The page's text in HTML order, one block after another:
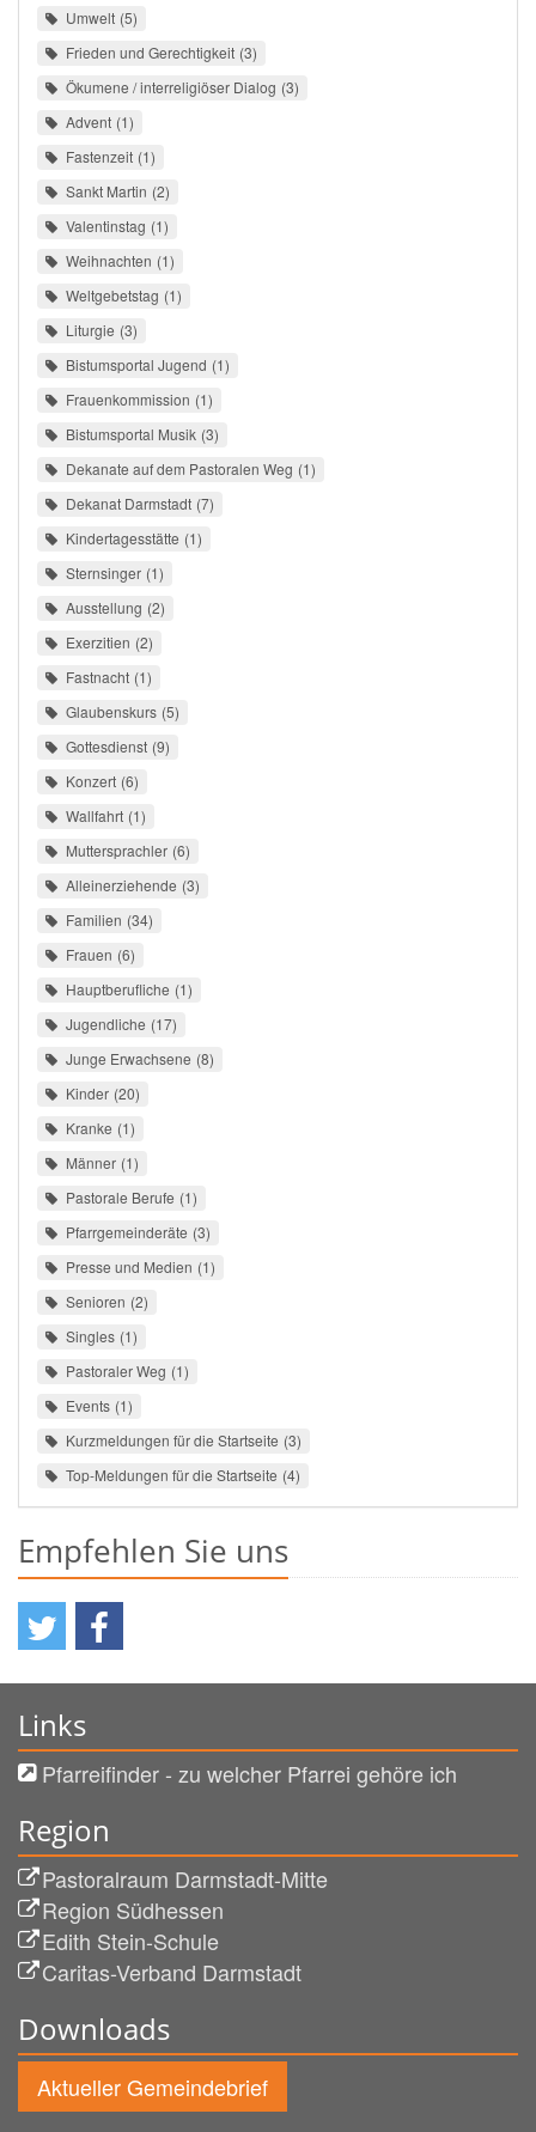
Umwelt 5
Frieden und Gerechtigkeit 3
Ökumene / interreligiöser Dialog 3
Advent 1
Fastenzeit 1
Sankt Martin 2
Valentinstag 1
Weihnachten 1
Weltgebetstag 1
Liturgie 3
Bistumsportal Jugend 1
Frauenkommission 1
Bistumsportal Musik 3
Dekanate auf dem Pastoralen Weg 1
Dekanat Darmstadt 7
Kindertagesstätte 1
Sternsinger 1
Ausstellung 2
Exerzitien 2
Fastnacht 1
Glaubenskurs 5
Gottesdienst 9
Konzert 6
Wallfahrt 1
Muttersprachler 6
Alleinerziehende 3
Familien 34
Frauen 6
Hauptberufliche 1
Jugendliche 17
Junge Erwachsene 8
Kinder 20
Kranke 1
Männer 1
Pastorale Berufe 1
Pfarrgemeinderäte 3
Presse und Medien 1
Senioren 2
Singles 1
Pastoraler Weg 1
Events 1
Kurzmeldungen für die Startseite 3
Top-Meldungen für die Startseite 4
Empfehlen Sie uns
Links
Pfarreifinder - zu welcher Pfarrei gehöre ich
Region
Pastoralraum Darmstadt-Mitte
Region Südhessen
Edith Stein-Schule
Caritas-Verband Darmstadt
Downloads
Aktueller Gemeindebrief